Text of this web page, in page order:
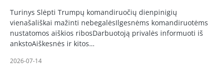
Turinys Slėpti Trumpų komandiruočių dienpinigių
vienašališkai mažinti nebegalėsIlgesnėms komandiruotėms
nustatomos aiškios ribosDarbuotoją privalės informuoti iš
ankstoAiškesnės ir kitos…
2026-07-14